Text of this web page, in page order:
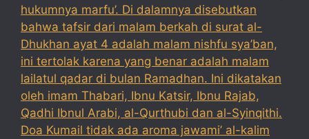
hukumnya marfu’. Di dalamnya disebutkan
bahwa tafsir dari malam berkah di surat al-
Dhukhan ayat 4 adalah malam nishfu sya’ban,
ini tertolak karena yang benar adalah malam
lailatul qadar di bulan Ramadhan. Ini dikatakan
oleh imam Thabari, Ibnu Katsir, Ibnu Rajab,
Qadhi Ibnul Arabi, al-Qurthubi dan al-Syinqithi.
Doa Kumail tidak ada aroma jawami’ al-kalim